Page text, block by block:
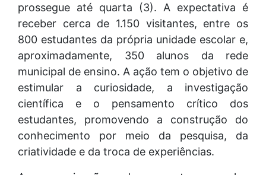
prossegue até quarta (3). A expectativa é
receber cerca de 1.150 visitantes, entre os
800 estudantes da própria unidade escolar e,
aproximadamente, 350 alunos da rede
municipal de ensino. A ação tem o objetivo de
estimular a curiosidade, a investigação
científica e o pensamento crítico dos
estudantes, promovendo a construção do
conhecimento por meio da pesquisa, da
criatividade e da troca de experiências.